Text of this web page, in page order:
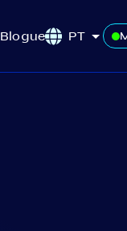
Blogue PT